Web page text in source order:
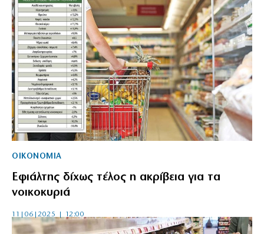
ΟΙΚΟΝΟΜΙΑ
Εφιάλτης δίχως τέλος η ακρίβεια για τα
νοικοκυριά
11|06|2025 | 12:00